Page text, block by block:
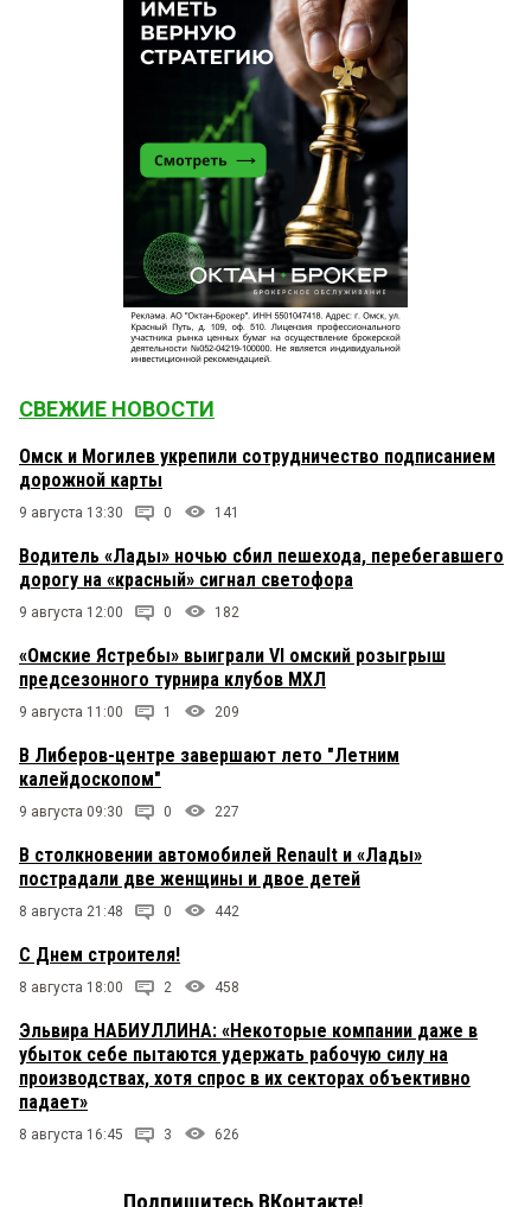
СВЕЖИЕ НОВОСТИ
Омск и Могилев укрепили сотрудничество подписанием
дорожной карты
9 августа 13:30 0 141
Водитель «Лады» ночью сбил пешехода, перебегавшего
дорогу на «красный» сигнал светофора
9 августа 12:00 0 182
«Омские Ястребы» выиграли VI омский розыгрыш
предсезонного турнира клубов МХЛ
9 августа 11:00 1 209
В Либеров-центре завершают лето "Летним
калейдоскопом"
9 августа 09:30 0 227
В столкновении автомобилей Renault и «Лады»
пострадали две женщины и двое детей
8 августа 21:48 0 442
С Днем строителя!
8 августа 18:00 2 458
Эльвира НАБИУЛЛИНА: «Некоторые компании даже в
убыток себе пытаются удержать рабочую силу на
производствах, хотя спрос в их секторах объективно
падает»
8 августа 16:45 3 626